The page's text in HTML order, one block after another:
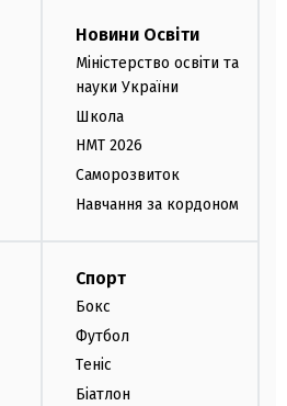
Новини Освіти
Міністерство освіти та
науки України
Школа
НМТ 2026
Саморозвиток
Навчання за кордоном
Спорт
Бокс
Футбол
Теніс
Біатлон